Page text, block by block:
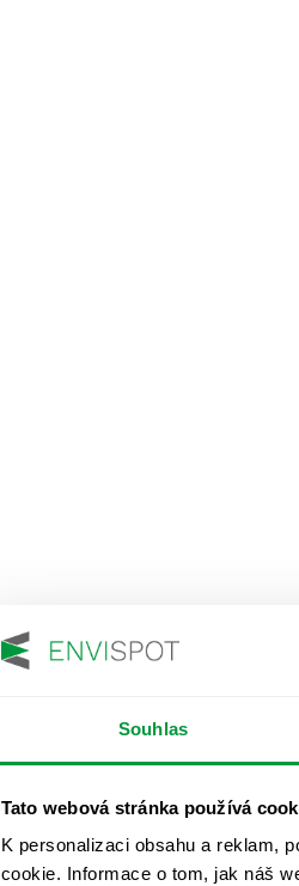
Souhlas
Tato webová stránka používá
K personalizaci obsahu a reklam,
cookie. Informace o tom, jak náš